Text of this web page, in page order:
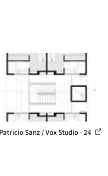
Sanz / Vox Studio - 24